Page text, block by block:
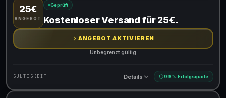
Gültig für teilnehmende Produkte
25€
ANGEBOT
Geprüft
Kostenloser Versand für 25€.
ANGEBOT AKTIVIEREN
Unbegrenzt gültig
GÜLTIGKEIT Details 99 % Erfolgsquote